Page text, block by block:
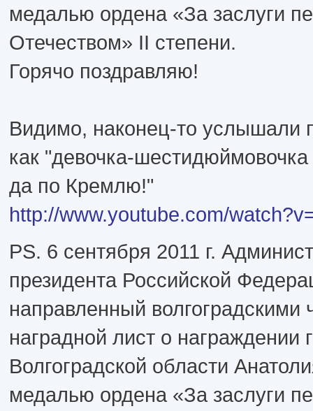
медалью ордена «За заслуги
Отечеством» II степени.
Горячо поздравляю!
Видимо, наконец-то услышали
как "девочка-
да по Кремлю!"
http://www.youtube.com/
PS. 6 сентября 2011 г.
президента Российской
направленный волгоградскими
наградной лист о награждении
Волгоградской области
медалью ордена «За заслуги